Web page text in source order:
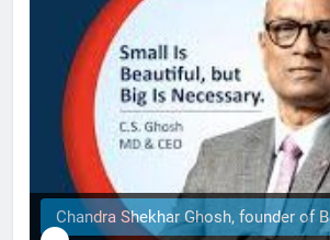
Chandra Shekhar Ghosh, founder of